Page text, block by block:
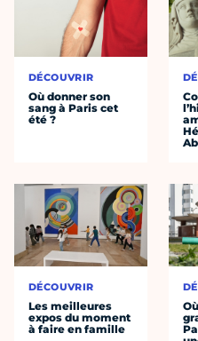
DÉCOUVRIR
Où donner son
sang à Paris cet
été ?
DÉCOUVRIR
Les meilleures
expos du moment
à faire en famille